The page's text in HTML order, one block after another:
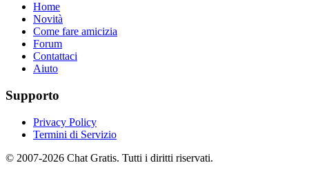
Home
Novità
Come fare amicizia
Forum
Contattaci
Aiuto
Supporto
Privacy Policy
Termini di Servizio
© 2007-2026 Chat Gratis. Tutti i diritti riservati.